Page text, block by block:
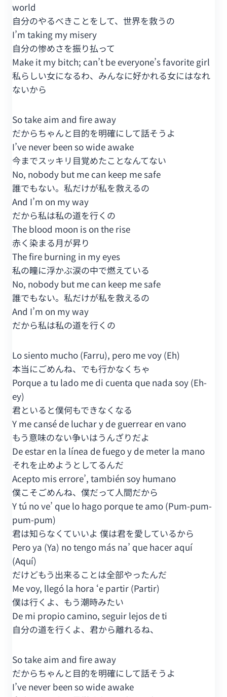
world
自分のやるべきことをして、世界を救うの
I’m taking my misery
自分の惨めさを振り払って
Make it my bitch; can’t be everyone’s favorite girl
私らしい女になるわ、みんなに好かれる女にはなれ
ないから
So take aim and fire away
だからちゃんと目的を明確にして話そうよ
I’ve never been so wide awake
今までスッキリ目覚めたことなんてない
No, nobody but me can keep me safe
誰でもない。私だけが私を救えるの
And I’m on my way
だから私は私の道を行くの
The blood moon is on the rise
赤く染まる月が昇り
The fire burning in my eyes
私の瞳に浮かぶ涙の中で燃えている
No, nobody but me can keep me safe
誰でもない。私だけが私を救えるの
And I’m on my way
だから私は私の道を行くの
Lo siento mucho (Farru), pero me voy (Eh)
本当にごめんね、でも行かなくちゃ
Porque a tu lado me di cuenta que nada soy (Eh-
ey)
君といると僕何もできなくなる
Y me cansé de luchar y de guerrear en vano
もう意味のない争いはうんざりだよ
De estar en la línea de fuego y de meter la mano
それを止めようとしてるんだ
Acepto mis errore’, también soy humano
僕こそごめんね、僕だって人間だから
Y tú no ve’ que lo hago porque te amo (Pum-pum-
pum-pum)
君は知らなくていいよ 僕は君を愛しているから
Pero ya (Ya) no tengo más na’ que hacer aquí
(Aquí)
だけどもう出来ることは全部やったんだ
Me voy, llegó la hora ‘e partir (Partir)
僕は行くよ、もう潮時みたい
De mi propio camino, seguir lejos de ti
自分の道を行くよ、君から離れるね、
So take aim and fire away
だからちゃんと目的を明確にして話そうよ
I’ve never been so wide awake